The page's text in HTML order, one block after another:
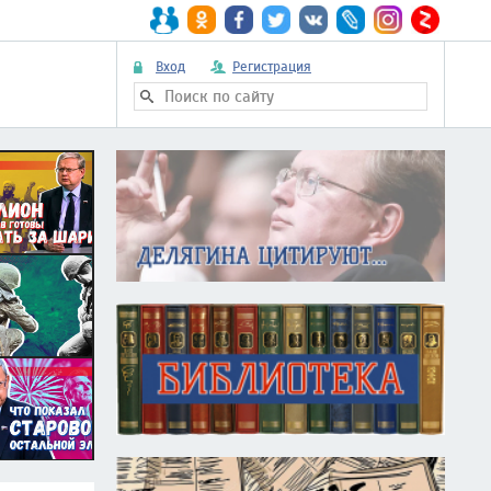
Вход Регистрация